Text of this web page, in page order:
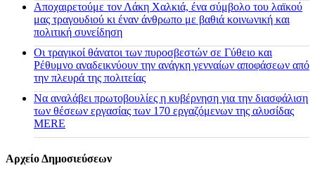
Αποχαιρετούμε τον Λάκη Χαλκιά, ένα σύμβολο του λαϊκού
μας τραγουδιού κι έναν άνθρωπο με βαθιά κοινωνική και
πολιτική συνείδηση
Οι τραγικοί θάνατοι των πυροσβεστών σε Γύθειο και
Ρέθυμνο αναδεικνύουν την ανάγκη γενναίων αποφάσεων από
την πλευρά της πολιτείας
Να αναλάβει πρωτοβουλίες η κυβέρνηση για την διασφάλιση
των θέσεων εργασίας των 170 εργαζόμενων της αλυσίδας
MERE
Αρχείο Δημοσιεύσεων